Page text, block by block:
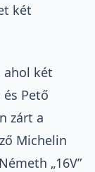
két
ahol két
Pető
zárt a
Michelin
„16V”